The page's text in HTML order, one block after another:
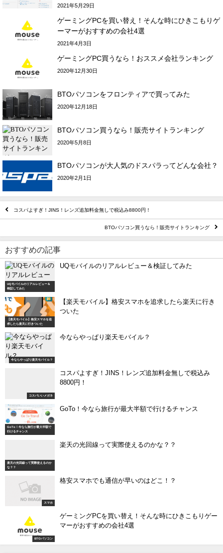
2021年5月29日
ゲーミングPCを買い替え！そんな時にひきこもりゲ
ーマーがおすすめの会社4選
2021年4月3日
ゲーミングPC買うなら！おススメ会社ランキング
2020年12月30日
BTOパソコンをフロンティアで買ってみた
2020年12月18日
BTOパソコン買うなら！販売サイトランキング
2020年5月8日
BTOパソコンが大人気のドスパラってどんな会社？
2020年2月1日
コスパよすぎ！JINS！レンズ追加料金無しで税込み8800円！
BTOパソコン買うなら！販売サイトランキング
おすすめの記事
UQモバイルのリアルレビュー＆
検証してみた
UQモバイルのリアルレビュー＆検証してみた
【楽天モバイル】格安スマホを追
求したら楽天に行きついた
【楽天モバイル】格安スマホを追求したら楽天に行き
ついた
今ならやっぱり楽天モバイル？
今ならやっぱり楽天モバイル？
コスパいいメガネ
コスパよすぎ！JINS！レンズ追加料金無しで税込み
8800円！
GoTo！今なら旅行が最大半額で
行けるチャンス
GoTo！今なら旅行が最大半額で行けるチャンス
楽天の光回線って実際使えるのか
な？？
楽天の光回線って実際使えるのかな？？
スマホ
格安スマホでも通信が早いのはどこ！？
BTOパソコン
ゲーミングPCを買い替え！そんな時にひきこもりゲー
マーがおすすめの会社4選